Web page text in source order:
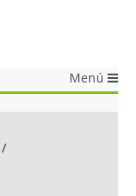
Menú
/